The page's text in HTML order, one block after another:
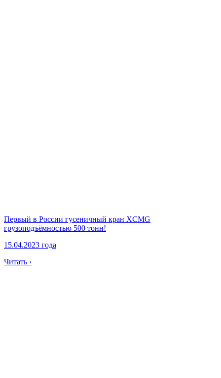
Первый в России гусеничный кран XCMG
грузоподъёмностью 500 тонн!
15.04.2023 года
Читать ›